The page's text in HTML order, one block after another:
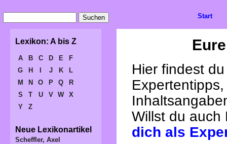
Hier findest
Willst du
dich als
Start
Lexikon: A bis Z
A B C D E
F
G
H J K
L
M
N O P Q
R
S
T U V W
X
Y
Z
Neue Lexikonartikel
Scheffler, Axel